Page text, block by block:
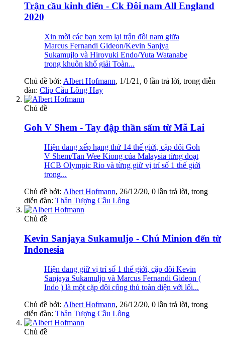
Trận cầu kinh điển - Ck Đôi nam All England
2020
Xin mời các bạn xem lại trận đôi nam giữa
Marcus Fernandi Gideon/Kevin Sanjya
Sukamujlo và Hiroyuki Endo/Yuta Watanabe
trong khuôn khổ giải Toàn...
Chủ đề bởi: Albert Hofmann, 1/1/21 , 0 lần trả lời, trong diễn
đàn: Clip Cầu Lông Hay
Chủ đề
Goh V Shem - Tay đập thần sấm từ Mã Lai
Hiện đang xếp hạng thứ 14 thế giới, cặp đôi Goh
V Shem/Tan Wee Kiong của Malaysia từng đoạt
HCB Olympic Rio và từng giữ vị trí số 1 thế giới
trong...
Chủ đề bởi: Albert Hofmann, 26/12/20, 0 lần trả lời, trong
diễn đàn: Thần Tượng Cầu Lông
Chủ đề
Kevin Sanjaya Sukamuljo - Chú Minion đến từ
Indonesia
Hiện đang giữ vị trí số 1 thế giới, cặp đôi Kevin
Sanjaya Sukamuljo và Marcus Fernandi Gideon (
Indo ) là một cặp đôi công thủ toàn diện với lối...
Chủ đề bởi: Albert Hofmann, 26/12/20, 0 lần trả lời, trong
diễn đàn: Thần Tượng Cầu Lông
Chủ đề